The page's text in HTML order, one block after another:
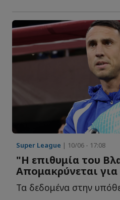
Super League | 10/06 - 17:08
"Η επιθυμία του
Απομακρύνεται